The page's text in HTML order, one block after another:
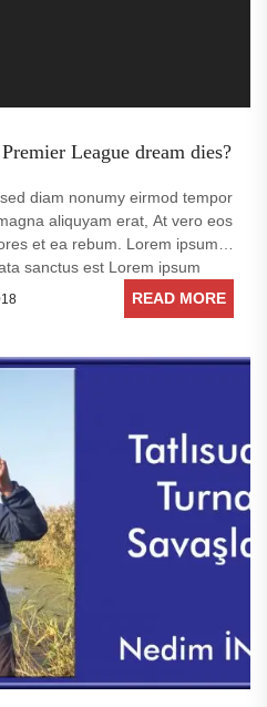
League dream dies?
diam nonumy eirmod tempor
erat, At vero eos
rebum. Lorem ipsum
sanctus est Lorem ipsum dolor sit amet. sed diam voluptua.
READ MORE